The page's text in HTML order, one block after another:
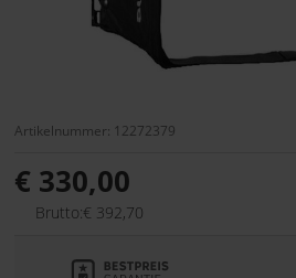
Artikelnummer: 12272379
€ 330,00
Brutto:€ 392,70